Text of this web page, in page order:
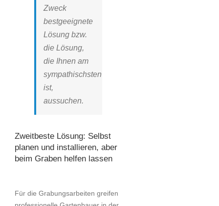
Zweck
bestgeeignete
Lösung bzw.
die Lösung,
die Ihnen am
sympathischsten
ist,
aussuchen.
Zweitbeste Lösung: Selbst
planen und installieren, aber
beim Graben helfen lassen
Für die Grabungsarbeiten greifen